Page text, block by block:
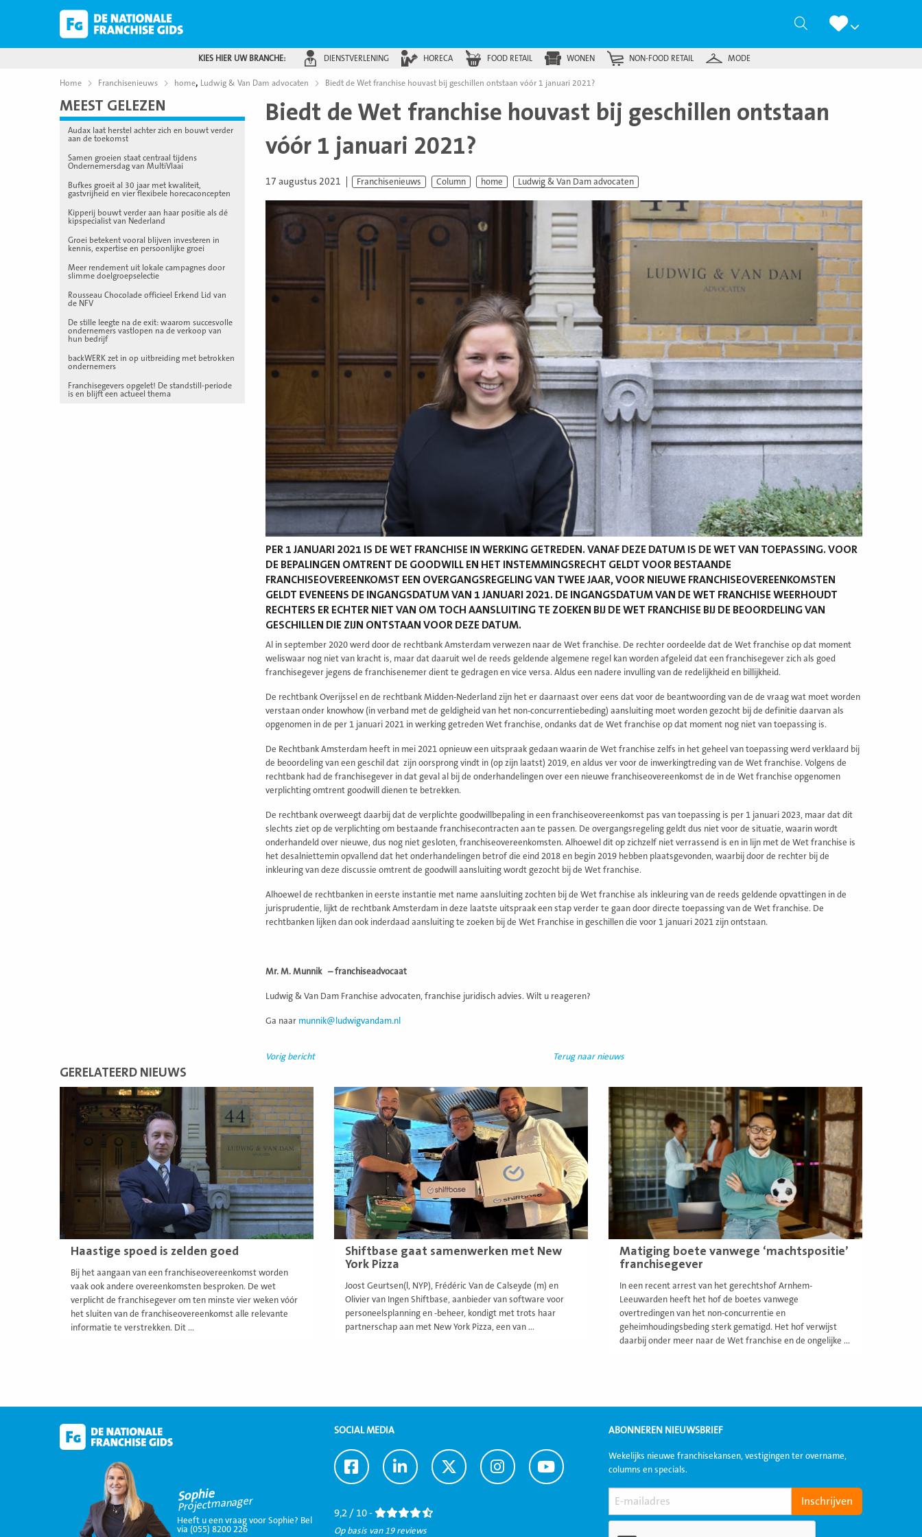
Zoeken
KIES HIER UW BRANCHE: DIENSTVERLENING HORECA FOOD RETAIL WONEN NON-FOOD RETAIL MODE
Home Franchisenieuws home, Ludwig & Van Dam advocaten Biedt de Wet franchise houvast bij geschillen ontstaan vóór 1 januari 2021?
MEEST GELEZEN
Audax laat herstel achter zich en bouwt verder
aan de toekomst
Samen groeien staat centraal tijdens
Ondernemersdag van MultiVlaai
Bufkes groeit al 30 jaar met kwaliteit,
gastvrijheid en vier flexibele horecaconcepten
Kipperij bouwt verder aan haar positie als dé
kipspecialist van Nederland
Groei betekent vooral blijven investeren in
kennis, expertise en persoonlijke groei
Meer rendement uit lokale campagnes door
slimme doelgroepselectie
Rousseau Chocolade officieel Erkend Lid van
de NFV
De stille leegte na de exit: waarom succesvolle
ondernemers vastlopen na de verkoop van
hun bedrijf
backWERK zet in op uitbreiding met betrokken
ondernemers
Franchisegevers opgelet! De standstill-periode
is en blijft een actueel thema
Biedt de Wet franchise houvast bij geschillen ontstaan
vóór 1 januari 2021?
17 augustus 2021 Franchisenieuws Column home Ludwig & Van Dam advocaten
PER 1 JANUARI 2021 IS DE WET FRANCHISE IN WERKING GETREDEN. VANAF DEZE DATUM IS DE WET VAN TOEPASSING. VOOR
DE BEPALINGEN OMTRENT DE GOODWILL EN HET INSTEMMINGSRECHT GELDT VOOR BESTAANDE
FRANCHISEOVEREENKOMST EEN OVERGANGSREGELING VAN TWEE JAAR, VOOR NIEUWE FRANCHISEOVEREENKOMSTEN
GELDT EVENEENS DE INGANGSDATUM VAN 1 JANUARI 2021. DE INGANGSDATUM VAN DE WET FRANCHISE WEERHOUDT
RECHTERS ER ECHTER NIET VAN OM TOCH AANSLUITING TE ZOEKEN BIJ DE WET FRANCHISE BIJ DE BEOORDELING VAN
GESCHILLEN DIE ZIJN ONTSTAAN VOOR DEZE DATUM.
Al in september 2020 werd door de rechtbank Amsterdam verwezen naar de Wet franchise. De rechter oordeelde dat de Wet franchise op dat moment
weliswaar nog niet van kracht is, maar dat daaruit wel de reeds geldende algemene regel kan worden afgeleid dat een franchisegever zich als goed
franchisegever jegens de franchisenemer dient te gedragen en vice versa. Aldus een nadere invulling van de redelijkheid en billijkheid.
De rechtbank Overijssel en de rechtbank Midden-Nederland zijn het er daarnaast over eens dat voor de beantwoording van de de vraag wat moet worden
verstaan onder knowhow (in verband met de geldigheid van het non-concurrentiebeding) aansluiting moet worden gezocht bij de definitie daarvan als
opgenomen in de per 1 januari 2021 in werking getreden Wet franchise, ondanks dat de Wet franchise op dat moment nog niet van toepassing is.
De Rechtbank Amsterdam heeft in mei 2021 opnieuw een uitspraak gedaan waarin de Wet franchise zelfs in het geheel van toepassing werd verklaard bij
de beoordeling van een geschil dat zijn oorsprong vindt in (op zijn laatst) 2019, en aldus ver voor de inwerkingtreding van de Wet franchise. Volgens de
rechtbank had de franchisegever in dat geval al bij de onderhandelingen over een nieuwe franchiseovereenkomst de in de Wet franchise opgenomen
verplichting omtrent goodwill dienen te betrekken.
De rechtbank overweegt daarbij dat de verplichte goodwillbepaling in een franchiseovereenkomst pas van toepassing is per 1 januari 2023, maar dat dit
slechts ziet op de verplichting om bestaande franchisecontracten aan te passen. De overgangsregeling geldt dus niet voor de situatie, waarin wordt
onderhandeld over nieuwe, dus nog niet gesloten, franchiseovereenkomsten. Alhoewel dit op zichzelf niet verrassend is en in lijn met de Wet franchise is
het desalniettemin opvallend dat het onderhandelingen betrof die eind 2018 en begin 2019 hebben plaatsgevonden, waarbij door de rechter bij de
inkleuring van deze discussie omtrent de goodwill aansluiting wordt gezocht bij de Wet franchise.
Alhoewel de rechtbanken in eerste instantie met name aansluiting zochten bij de Wet franchise als inkleuring van de reeds geldende opvattingen in de
jurisprudentie, lijkt de rechtbank Amsterdam in deze laatste uitspraak een stap verder te gaan door directe toepassing van de Wet franchise. De
rechtbanken lijken dan ook inderdaad aansluiting te zoeken bij de Wet Franchise in geschillen die voor 1 januari 2021 zijn ontstaan.
Mr. M. Munnik – franchiseadvocaat
Ludwig & Van Dam Franchise advocaten, franchise juridisch advies. Wilt u reageren?
Ga naar munnik@ludwigvandam.nl
Vorig bericht Terug naar nieuws
GERELATEERD NIEUWS
Haastige spoed is zelden goed
Bij het aangaan van een franchiseovereenkomst worden
vaak ook andere overeenkomsten besproken. De wet
verplicht de franchisegever om ten minste vier weken vóór
het sluiten van de franchiseovereenkomst alle relevante
informatie te verstrekken. Dit ...
Lees
meer
Shiftbase gaat samenwerken met New
York Pizza
Joost Geurtsen(l, NYP), Frédéric Van de Calseyde (m) en
Olivier van Ingen Shiftbase, aanbieder van software voor
personeelsplanning en -beheer, kondigt met trots haar
partnerschap aan met New York Pizza, een van ...
Lees
meer
Matiging boete vanwege ‘machtspositie’
franchisegever
In een recent arrest van het gerechtshof Arnhem-
Leeuwarden heeft het hof de boetes vanwege
overtredingen van het non-concurrentie en
geheimhoudingsbeding sterk gematigd. Het hof verwijst
daarbij onder meer naar de Wet franchise en de ongelijke ...
Lees
meer
Sophie
Projectmanager
Heeft u een vraag voor Sophie? Bel
via (055) 8200 226
SOCIAL MEDIA
Ga
naar
Ga
naar
Ga
naar
Ga
naar
Ga
naar
9,2 / 10 -
Op basis van 19 reviews
ABONNEREN NIEUWSBRIEF
Wekelijks nieuwe franchisekansen, vestigingen ter overname,
columns en specials.